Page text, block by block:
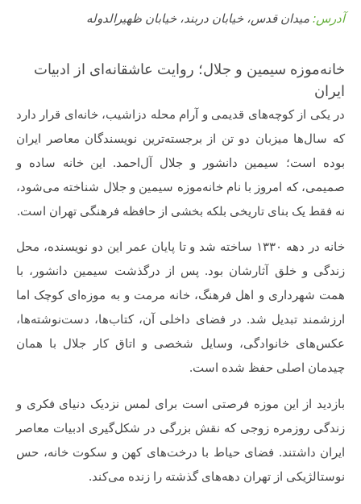
آدرس: میدان قدس، خیابان دربند، خیابان ظهیرالدوله
خانه‌موزه سیمین و جلال؛ روایت عاشقانه‌ای از ادبیات
ایران
در یکی از کوچه‌های قدیمی و آرام محله دزاشیب، خانه‌ای قرار دارد
که سال‌ها میزبان دو تن از برجسته‌ترین نویسندگان معاصر ایران
بوده است؛ سیمین دانشور و جلال آل‌احمد. این خانه ساده و
صمیمی، که امروز با نام خانه‌موزه سیمین و جلال شناخته می‌شود،
نه فقط یک بنای تاریخی بلکه بخشی از حافظه فرهنگی تهران است.
خانه در دهه ۱۳۳۰ ساخته شد و تا پایان عمر این دو نویسنده، محل
زندگی و خلق آثارشان بود. پس از درگذشت سیمین دانشور، با
همت شهرداری و اهل فرهنگ، خانه مرمت و به موزه‌ای کوچک اما
ارزشمند تبدیل شد. در فضای داخلی آن، کتاب‌ها، دست‌نوشته‌ها،
عکس‌های خانوادگی، وسایل شخصی و اتاق کار جلال با همان
چیدمان اصلی حفظ شده است.
بازدید از این موزه فرصتی است برای لمس نزدیک دنیای فکری و
زندگی روزمره زوجی که نقش بزرگی در شکل‌گیری ادبیات معاصر
ایران داشتند. فضای حیاط با درخت‌های کهن و سکوت خانه، حس
نوستالژیکی از تهران دهه‌های گذشته را زنده می‌کند.